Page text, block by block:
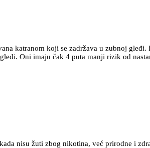
katranom koji se zadržava u zubnoj gleđi.
Oni imaju čak 4 puta manji rizik od
nisu žuti zbog nikotina, već prirodne i